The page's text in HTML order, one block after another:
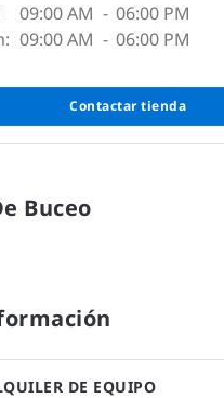
09:00 AM - 06:00 PM
09:00 AM - 06:00 PM
Contactar tienda
Buceo
DE EQUIPO